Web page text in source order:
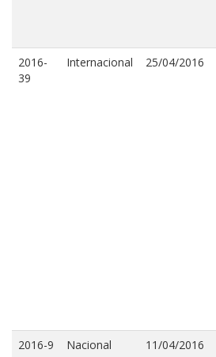
2016-
39
Internacional 25/04/2016
2016-9 Nacional 11/04/2016